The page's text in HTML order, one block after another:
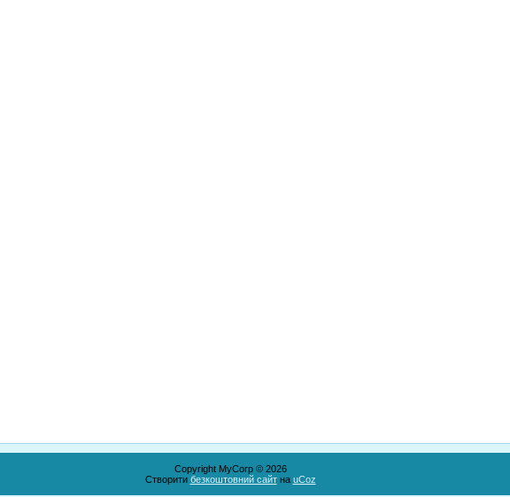
Copyright MyCorp © 2026
Створити безкоштовний сайтна uCoz